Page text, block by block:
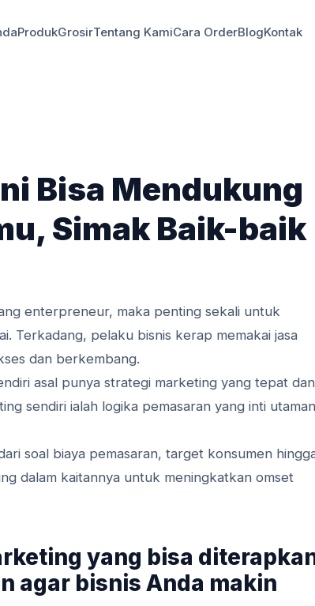
ProdukGrosirTentang KamiCara OrderBlogKontak
Bisa Mendukung
Simak Baik-baik
enterpreneur, maka penting sekali untuk
Terkadang, pelaku bisnis kerap memakai jasa
dan berkembang.
asal punya strategi marketing yang tepat dan
sendiri ialah logika pemasaran yang inti
soal biaya pemasaran, target konsumen
dalam kaitannya untuk meningkatkan omset
yang bisa
agar bisnis Anda makin